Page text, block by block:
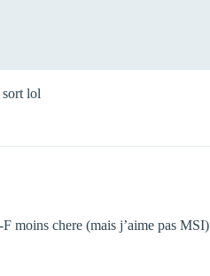
sort lol
moins chere (mais j’aime pas MSI)